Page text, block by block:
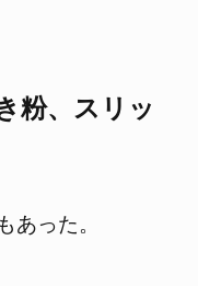
粉、スリッ
あった。